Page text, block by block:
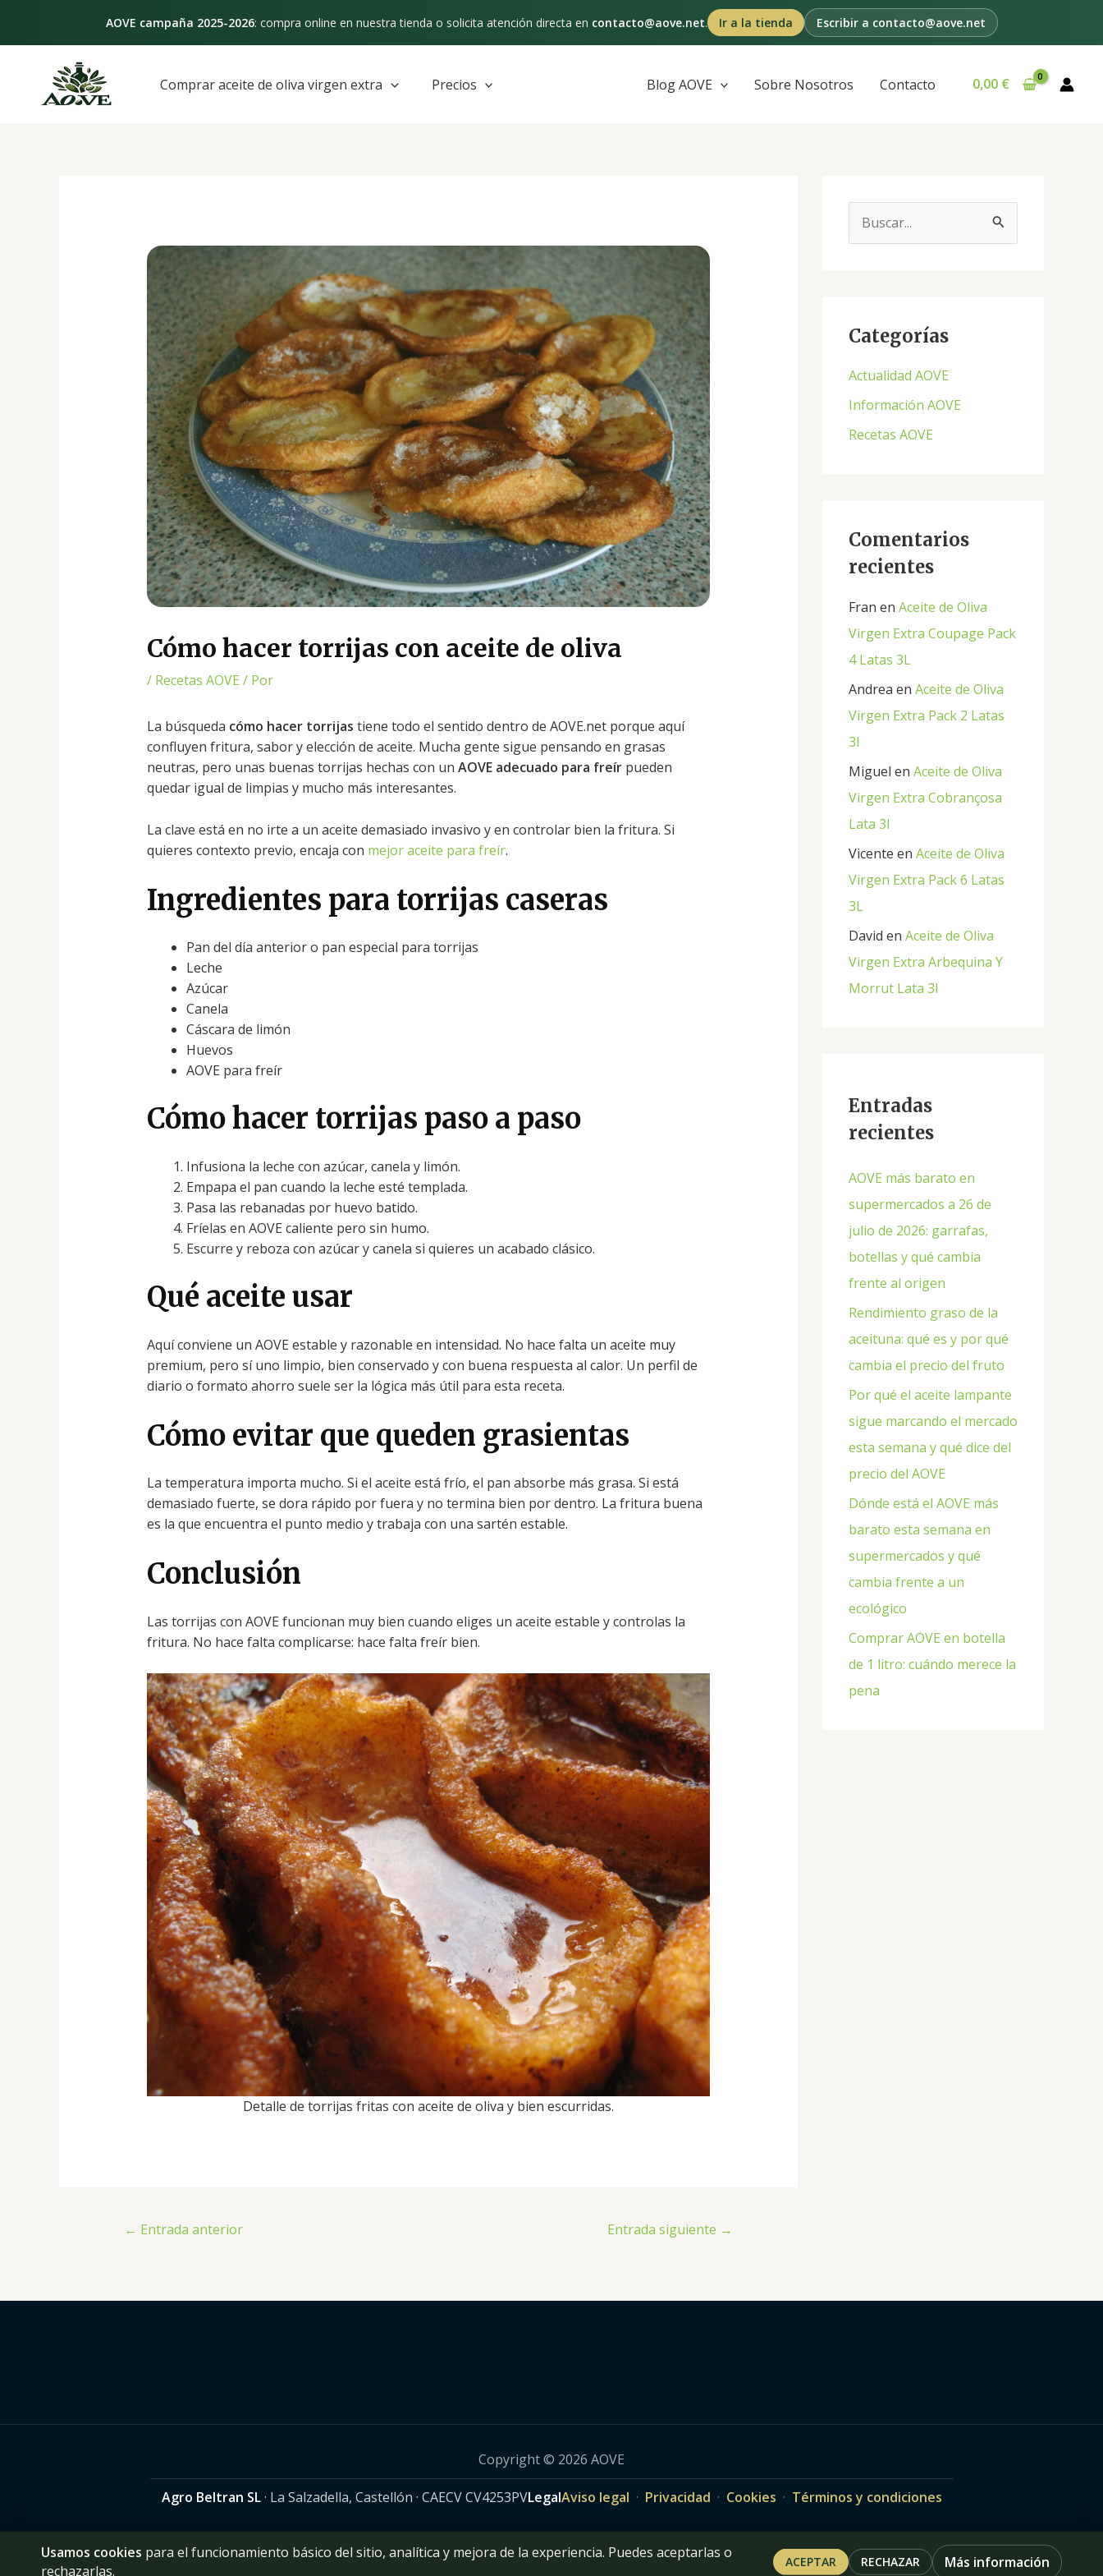
AOVE campaña 2025-2026: compra online en nuestra tienda o solicita atención directa en contacto@aove.net. Ir a la tienda Escribir a contacto@aove.net
contenido
Comprar aceite de oliva virgen extra
Precios Blog AOVE Sobre Nosotros Contacto 0,00 €
Cómo hacer torrijas con aceite de oliva
/ Recetas AOVE / Por
La búsqueda cómo hacer torrijas tiene todo el sentido dentro de AOVE.net porque aquí
confluyen fritura, sabor y elección de aceite. Mucha gente sigue pensando en grasas
neutras, pero unas buenas torrijas hechas con un AOVE adecuado para freírpueden
quedar igual de limpias y mucho más interesantes.
La clave está en no irte a un aceite demasiado invasivo y en controlar bien la fritura. Si
quieres contexto previo, encaja con mejor aceite para freír.
Ingredientes para torrijas caseras
Pan del día anterior o pan especial para torrijas
Leche
Azúcar
Canela
Cáscara de limón
Huevos
AOVE para freír
Cómo hacer torrijas paso a paso
Infusiona la leche con azúcar, canela y limón.
Empapa el pan cuando la leche esté templada.
Pasa las rebanadas por huevo batido.
Fríelas en AOVE caliente pero sin humo.
Escurre y reboza con azúcar y canela si quieres un acabado clásico.
Qué aceite usar
Aquí conviene un AOVE estable y razonable en intensidad. No hace falta un aceite muy
premium, pero sí uno limpio, bien conservado y con buena respuesta al calor. Un perfil de
diario o formato ahorro suele ser la lógica más útil para esta receta.
Cómo evitar que queden grasientas
La temperatura importa mucho. Si el aceite está frío, el pan absorbe más grasa. Si está
demasiado fuerte, se dora rápido por fuera y no termina bien por dentro. La fritura buena
es la que encuentra el punto medio y trabaja con una sartén estable.
Conclusión
Las torrijas con AOVE funcionan muy bien cuando eliges un aceite estable y controlas la
fritura. No hace falta complicarse: hace falta freír bien.
Detalle de torrijas fritas con aceite de oliva y bien escurridas.
de
entradas
← Entrada anterior Entrada siguiente →
a
p
o
r
Categorías
Actualidad AOVE
Información AOVE
Recetas AOVE
Comentarios
recientes
Fran en Aceite de Oliva
Virgen Extra Coupage Pack
4 Latas 3L
Andrea en Aceite de Oliva
Virgen Extra Pack 2 Latas
3l
Miguel en Aceite de Oliva
Virgen Extra Cobrançosa
Lata 3l
Vicente en Aceite de Oliva
Virgen Extra Pack 6 Latas
3L
David en Aceite de Oliva
Virgen Extra Arbequina Y
Morrut Lata 3l
Entradas
recientes
AOVE más barato en
supermercados a 26 de
julio de 2026: garrafas,
botellas y qué cambia
frente al origen
Rendimiento graso de la
aceituna: qué es y por qué
cambia el precio del fruto
Por qué el aceite lampante
sigue marcando el mercado
esta semana y qué dice del
precio del AOVE
Dónde está el AOVE más
barato esta semana en
supermercados y qué
cambia frente a un
ecológico
Comprar AOVE en botella
de 1 litro: cuándo merece la
pena
Copyright © 2026 AOVE
Agro Beltran SL· La Salzadella, Castellón · CAECV CV4253PVLegalAviso legal · Privacidad · Cookies · Términos y condiciones
Usamos cookies para el funcionamiento básico del sitio, analítica y mejora de la experiencia. Puedes aceptarlas o
rechazarlas.
ACEPTAR RECHAZAR Más información